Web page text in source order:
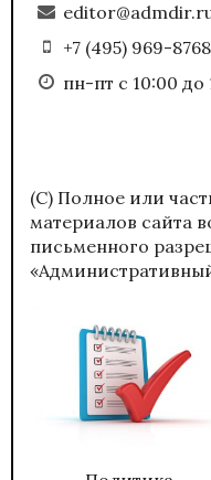
+7 (495) 969-8768
пн-пт с 10:00 до
(С) Полное или
материалов сайта
письменного